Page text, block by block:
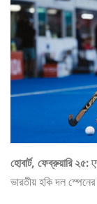
হোবার্ট, ফেব্রুয়ারি ২৫:
ভারতীয় হকি দল